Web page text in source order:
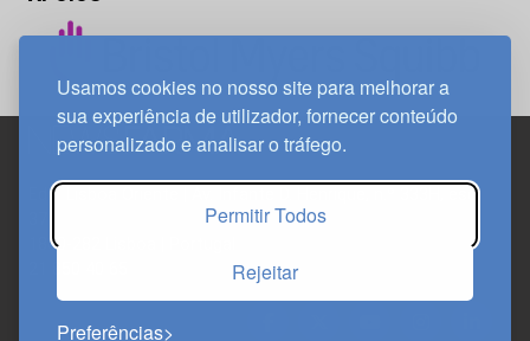
Usamos cookies no nosso site para melhorar a
sua experiência de utilizador, fornecer conteúdo
personalizado e analisar o tráfego.
Permitir Todos
Rejeitar
Preferências
Edif. Lisboa Oriente | Av. Infante D. Henrique, n.º 333H, esc.
1800-282 Lisboa | Portugal